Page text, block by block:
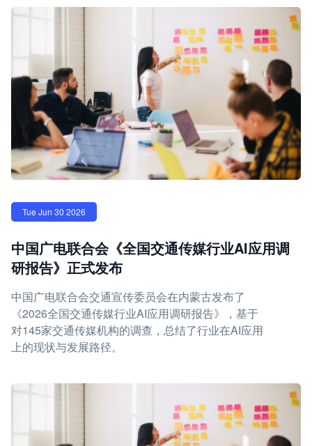
Tue Jun 30 2026
中国广电联合会《全国交通传媒行业AI应用调
研报告》正式发布
中国广电联合会交通宣传委员会在内蒙古发布了
《2026全国交通传媒行业AI应用调研报告》，基于
对145家交通传媒机构的调查，总结了行业在AI应用
上的现状与发展路径。